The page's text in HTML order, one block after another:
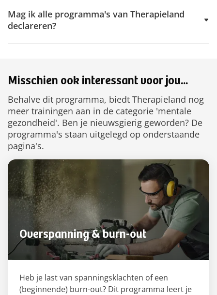
Mag ik alle programma's van Therapieland
declareren?
Misschien ook interessant voor jou...
Behalve dit programma, biedt Therapieland nog
meer trainingen aan in de categorie 'mentale
gezondheid'. Ben je nieuwsgierig geworden? De
programma's staan uitgelegd op onderstaande
pagina's.
Overspanning & burn-out
Heb je last van spanningsklachten of een
(beginnende) burn-out? Dit programma leert je